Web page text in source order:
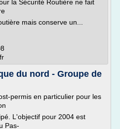
la Sécurité Routière ne fait
mais conserve un...
du nord - Groupe de
permis en particulier pour les
L'objectif pour 2004 est
Pas-